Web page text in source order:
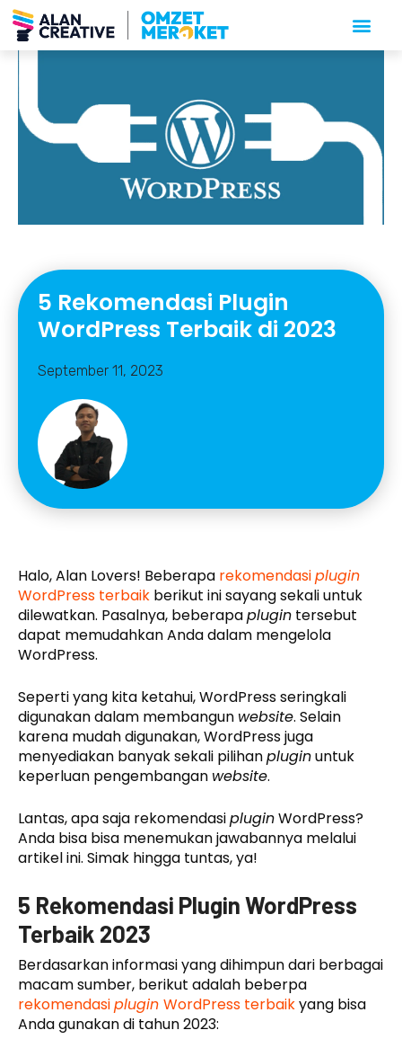
5 Rekomendasi Plugin
WordPress Terbaik di 2023
September 11, 2023
Halo, Alan Lovers! Beberapa rekomendasiplugin
WordPress terbaik berikut ini sayang sekali untuk
dilewatkan. Pasalnya, beberapaplugin tersebut
dapat memudahkan Anda dalam mengelola
WordPress.
Seperti yang kita ketahui, WordPress seringkali
digunakan dalam membangun website. Selain
karena mudah digunakan, WordPress juga
menyediakan banyak sekali pilihanpluginuntuk
keperluan pengembangan website.
Lantas, apa saja rekomendasipluginWordPress?
Anda bisa bisa menemukan jawabannya melalui
artikel ini. Simak hingga tuntas, ya!
5 Rekomendasi Plugin WordPress
Terbaik 2023
Berdasarkan informasi yang dihimpun dari berbagai
macam sumber, berikut adalah beberpa
rekomendasiplugin WordPress terbaikyang bisa
Anda gunakan di tahun 2023: